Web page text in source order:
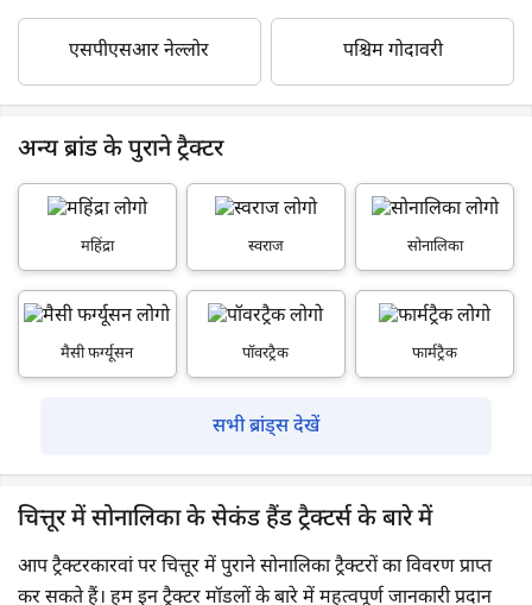
एसपीएसआर नेल्लोर पश्चिम गोदावरी
अन्य ब्रांड के पुराने ट्रैक्टर
महिंद्रा स्वराज सोनालिका
मैसी फर्ग्यूसन पॉवरट्रैक फार्मट्रैक
सभी ब्रांड्स देखें
चित्तूर में सोनालिका के सेकंड हैंड ट्रैक्टर्स के बारे में
आप ट्रैक्टरकारवां पर चित्तूर में पुराने सोनालिका ट्रैक्टरों का विवरण प्राप्त
कर सकते हैं। हम इन ट्रैक्टर मॉडलों के बारे में महत्वपूर्ण जानकारी प्रदान